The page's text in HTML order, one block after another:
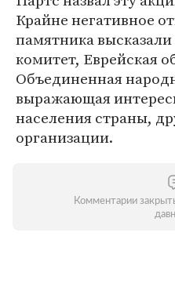
Крайне негативное
памятника
комитет, Еврейская
Объединенная
выражающая
населения страны,
организации.
Комментарии